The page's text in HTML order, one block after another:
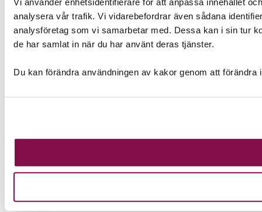
analysera vår trafik. Vi vidarebefordrar även sådana
analysföretag som vi samarbetar med. Dessa kan i sin tur
de har samlat in när du har använt deras tjänster.
Du kan förändra användningen av kakor genom att